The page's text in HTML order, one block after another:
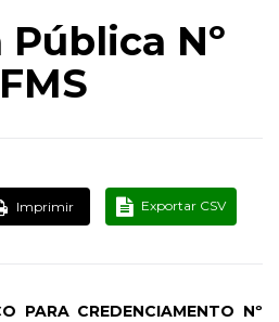
Nº
Imprimir Exportar CSV
PARA CREDENCIAMENTO Nº